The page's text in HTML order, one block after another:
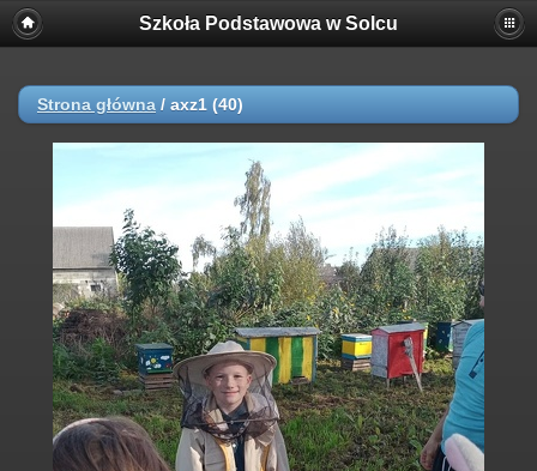
Szkoła Podstawowa w Solcu
Strona główna / axz1 (40)